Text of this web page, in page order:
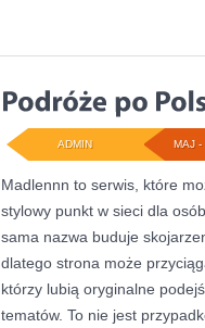
MAJ -
ADMIN
Madlennn to serwis, które
stylowy punkt w sieci dla
sama nazwa buduje
dlatego strona może
którzy lubią oryginalne
tematów. To nie jest